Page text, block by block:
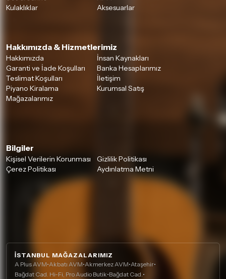
Kulaklıklar
Aksesuarlar
Hakkımızda & Hizmetlerimiz
Hakkımızda
İnsan Kaynakları
Garanti ve İade Koşulları
Banka Hesaplarımız
Teslimat Koşulları
İletişim
Piyano Kiralama
Kurumsal Satış
Mağazalarımız
Bilgiler
Kişisel Verilerin Korunması
Gizlilik Politikası
Çerez Politikası
Aydınlatma Metni
İSTANBUL MAĞAZALARIMIZ
A Plus AVM•Akbatı AVM•Akmerkez AVM•Ataşehir•
Bağdat Cad. Hi-Fi, Pro Audio Butik•Bağdat Cad.•